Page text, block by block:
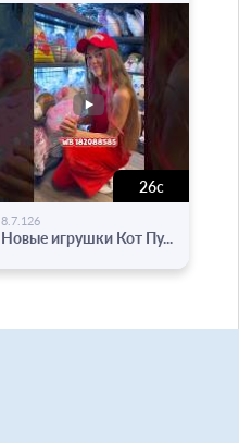
26с
8.7.126
Новые игрушки Кот Пу...